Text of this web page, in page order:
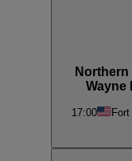
Wayne
17:00